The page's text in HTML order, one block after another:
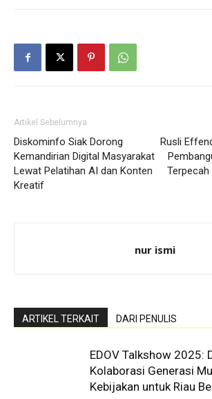
Artikel Sebelumnya
Diskominfo Siak Dorong
Kemandirian Digital Masyarakat
Lewat Pelatihan AI dan Konten
Kreatif
Rusli
Terpecah
nur ismi
ARTIKEL TERKAIT DARI PENULIS
EDOV Talkshow 2025:
Kolaborasi Generasi
Kebijakan untuk Riau